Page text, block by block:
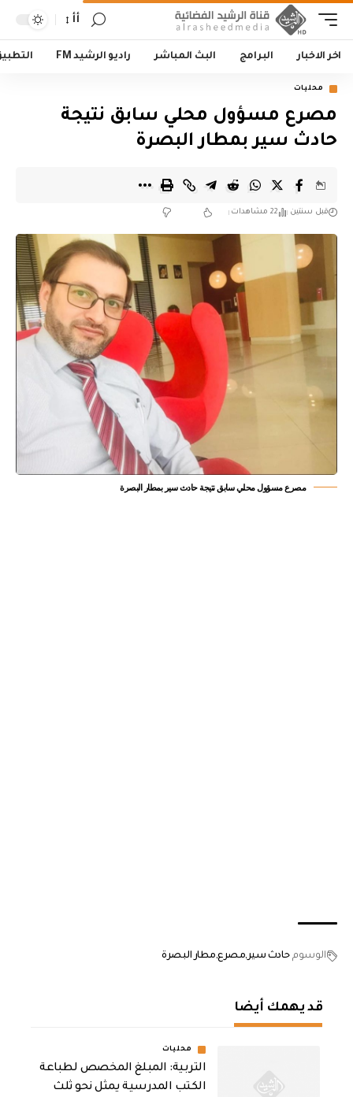
أأ
اخر الاخبار البرامج البث المباشر راديو الرشيد FM
محليات
مصرع مسؤول محلي سابق نتيجة
حادث سير بمطار البصرة
قبل سنتين 22 مشاهدات
مصرع مسؤول محلي سابق نتيجة حادث سير بمطار البصرة
الوسوم حادث سير مصرع مطار البصرة
قد يهمك أيضا
محليات
التربية: المبلغ المخصص لطباعة
الكتب المدرسية يمثل نحو ثلث